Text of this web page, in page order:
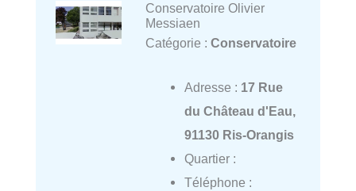
Conservatoire Olivier
Messiaen
Catégorie : Conservatoire
Adresse : 17 Rue
du Château d'Eau,
91130 Ris-Orangis
Quartier :
Téléphone :